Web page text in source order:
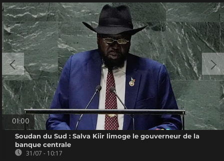
01:00
Soudan du Sud : Salva Kiir limoge le gouverneur de la
banque centrale
31/07 - 10:17